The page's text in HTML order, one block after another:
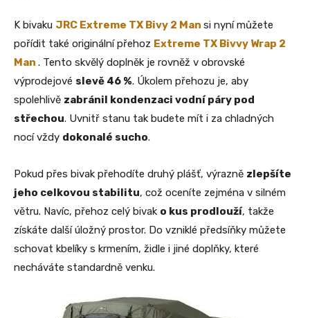
K bivaku JRC Extreme TX Bivy 2 Man si nyní můžete
pořídit také originální přehoz Extreme TX Bivvy Wrap 2
Man . Tento skvělý doplněk je rovněž v obrovské
výprodejové slevě 46 %. Úkolem přehozu je, aby
spolehlivě zabránil kondenzaci vodní páry pod
střechou. Uvnitř stanu tak budete mít i za chladných
nocí vždy dokonalé sucho.
Pokud přes bivak přehodíte druhý plášť, výrazně zlepšíte
jeho celkovou stabilitu, což oceníte zejména v silném
větru. Navíc, přehoz celý bivak o kus prodlouží, takže
získáte další úložný prostor. Do vzniklé předsíňky můžete
schovat kbelíky s krmením, židle i jiné doplňky, které
necháváte standardně venku.